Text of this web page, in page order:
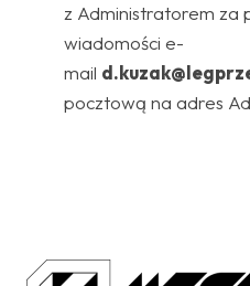
z Administratorem za
wiadomości e-
mail
pocztową na adres